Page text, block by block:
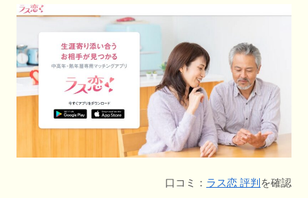
口コミ： ラス恋 評判 を確認